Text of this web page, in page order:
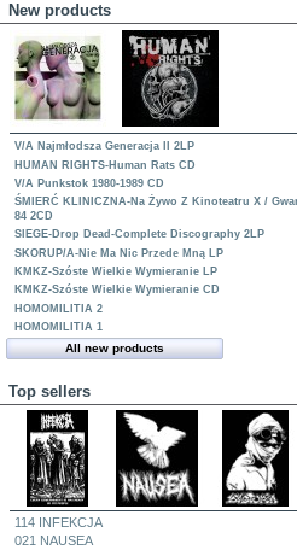
New products
V/A Najmłodsza Generacja II 2LP
HUMAN RIGHTS-Human Rats CD
V/A Punkstok 1980-1989 CD
ŚMIERĆ KLINICZNA-Na Żywo Z Kinoteatru X /
84 2CD
SIEGE-Drop Dead-Complete Discography 2LP
SKORUP/A-Nie Ma Nic Przede Mną LP
KMKZ-Szóste Wielkie Wymieranie LP
KMKZ-Szóste Wielkie Wymieranie CD
HOMOMILITIA 2
HOMOMILITIA 1
All new products
Top sellers
114 INFEKCJA
021 NAUSEA